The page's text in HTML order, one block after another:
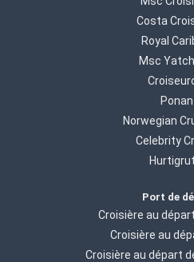
Costa
Royal
Msc
Norwegian
Celebrity
Port de
Croisière au
Croisière au
Croisière au départ